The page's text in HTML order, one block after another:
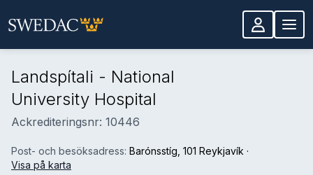
Landspítali - National
University Hospital
Ackrediteringsnr: 10446
Post- och besöksadress: Barónsstíg , 101 Reykjavík ·
Visa på karta